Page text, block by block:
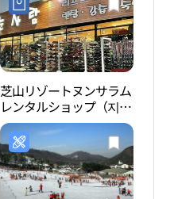
芝山リゾートヌンサラム
レンタルショップ（지산
리조트 눈사람 렌탈샵）